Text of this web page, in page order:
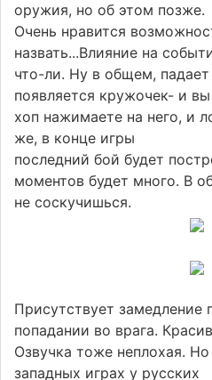
оружия, но об этом позже.
Очень нравится
назвать...Влияние на
что-ли. Ну в общем, падает
появляется кружочек- и вы
хоп нажимаете на него, и
же, в конце игры
последний бой будет
моментов будет много. В
не соскучишься.
Присутствует замедление
попадании во врага.
Озвучка тоже неплохая.
западных играх у русских